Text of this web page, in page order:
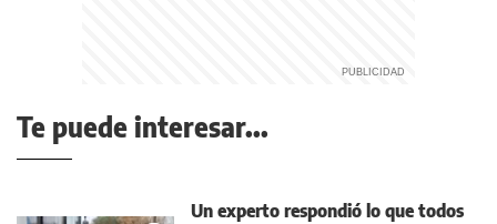
Te puede interesar...
Un experto respondió lo que todos